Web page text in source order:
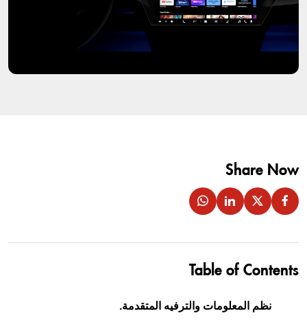
Share Now
Table of Contents
نظم المعلومات والترفيه المتقدمة.